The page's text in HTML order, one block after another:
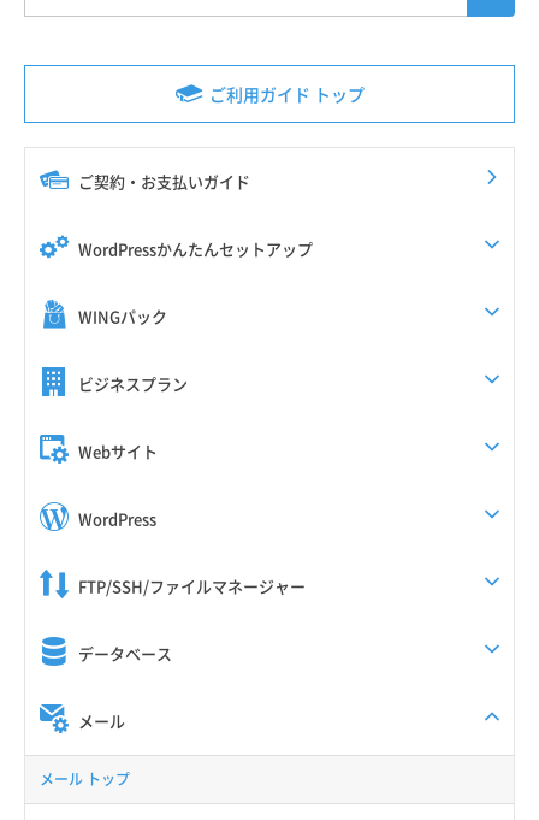
ご利用ガイド トップ
ご契約・お支払いガイド
WordPressかんたんセットアップ
WINGパック
ビジネスプラン
Webサイト
WordPress
FTP/SSH/ファイルマネージャー
データベース
メール
メール トップ